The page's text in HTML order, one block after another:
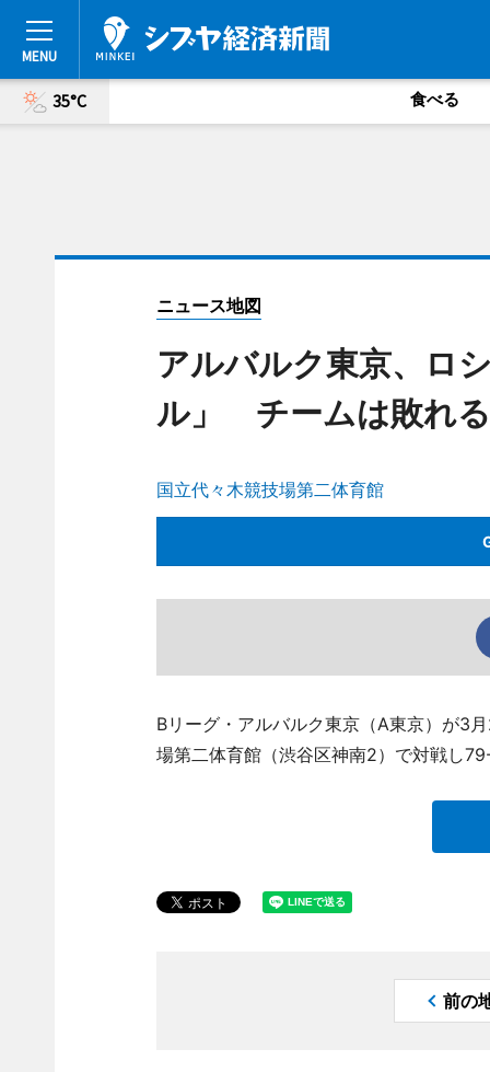
35°C 食べる
ニュース地図
アルバルク東京、ロ
ル」 チームは敗れる
国立代々木競技場第二体育館
Bリーグ・アルバルク東京（A東京）が3
場第二体育館（渋谷区神南2）で対戦し
前の